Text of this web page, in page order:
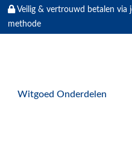
Veilig & vertrouwd betalen via
methode
Witgoed Onderdelen